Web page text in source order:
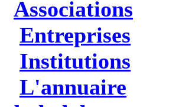
Associations
Entreprises
Institutions
L'annuaire